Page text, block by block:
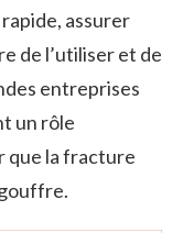
assurer
de l’utiliser et de
entreprises
un rôle
que la fracture